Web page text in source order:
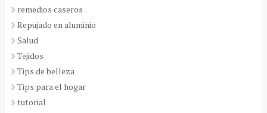
remedios caseros
Repujado en aluminio
Salud
Tejidos
Tips de belleza
Tips para el hogar
tutorial